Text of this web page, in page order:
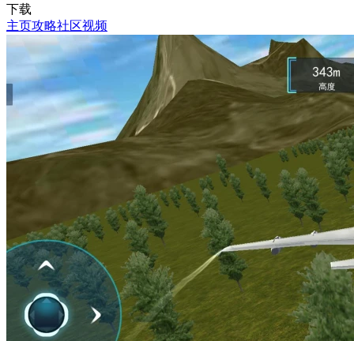
下载
主页攻略社区视频